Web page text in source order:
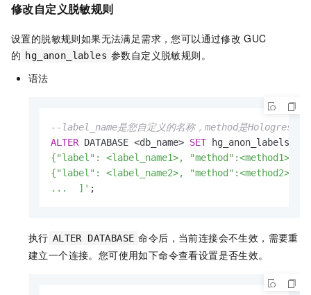
修改自定义脱敏规则
设置的脱敏规则如果无法满足需求，您可以通过修改 GUC
的 hg_anon_lables 参数自定义脱敏规则。
语法
--label_name是您自定义的名称，method是Hologres内
ALTER DATABASE <db_name> SET hg_anon_labels
{"label": <label_name1>, "method":<method1>},
{"label": <label_name2>, "method":<method2>},
...  ]' ;
执行 ALTER DATABASE 命令后，当前连接会不生效，需要重
建立一个连接。您可使用如下命令查看设置是否生效。